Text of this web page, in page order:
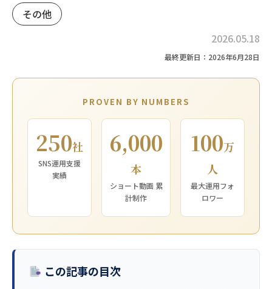
その他
2026.05.18
最終更新日：2026年6月28日
PROVEN BY NUMBERS
250社
SNS運用支援
実績
6,000
本
ショート動画 累
計制作
100万
人
最大運用フォ
ロワー
この記事の目次